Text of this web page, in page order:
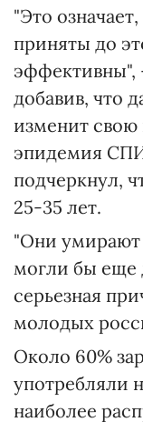
"Это
приняты до
эффективны",
добавив, что
изменит
эпидемия
подчеркнул,
25-35 лет.
"Они умирают
могли бы еще
серьезная
молодых
Около 60%
употребляли
наиболее